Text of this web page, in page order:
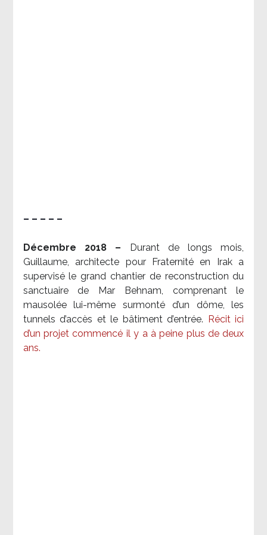
– – – – –
Décembre 2018 –
Durant de longs mois,
Guillaume, architecte pour Fraternité en Irak a
supervisé le grand chantier de reconstruction du
sanctuaire de Mar Behnam, comprenant le
mausolée lui-même surmonté d’un dôme, les
tunnels d’accès et le bâtiment d’entrée.
Récit ici
d’un projet commencé il y a à peine plus de deux
ans.